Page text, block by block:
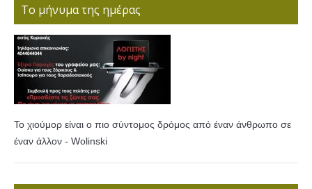
Το μήνυμα της ημέρας
Το χιούμορ είναι ο πιο σύντομος δρόμος από έναν άνθρωπο σε
έναν άλλον - Wolinski